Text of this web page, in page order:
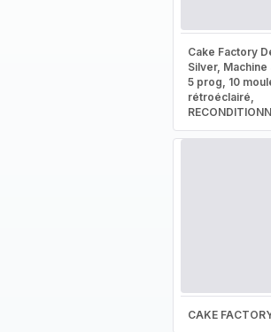
Cake Factory
Silver, Machine
5 prog, 10
rétroéclairé,
CAKE